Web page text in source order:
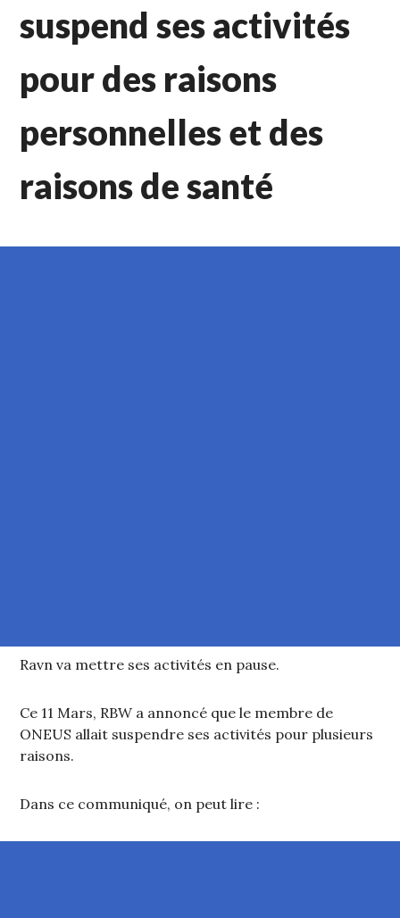
suspend ses activités
pour des raisons
personnelles et des
raisons de santé
Ravn va mettre ses activités en pause.
Ce 11 Mars, RBW a annoncé que le membre de
ONEUS allait suspendre ses activités pour plusieurs
raisons.
Dans ce communiqué, on peut lire :